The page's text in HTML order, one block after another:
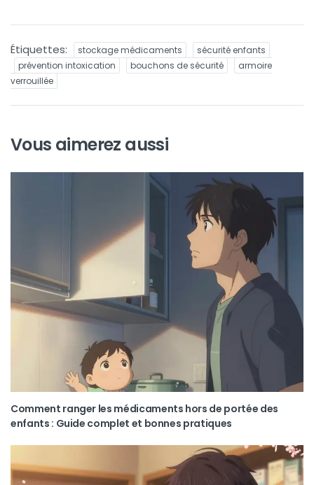
Étiquettes: stockage médicaments
sécurité enfants
prévention intoxication
bouchons de sécurité
armoire
verrouillée
Vous aimerez aussi
Comment ranger les médicaments hors de portée des
enfants : Guide complet et bonnes pratiques